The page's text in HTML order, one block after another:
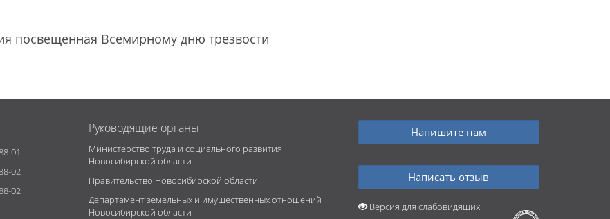
посвещенная Всемирному дню трезвости
01
02
02
Руководящие органы
Министерство труда и социального развития
Новосибирской области
Правительство Новосибирской области
Департамент земельных и имущественных отношений
Новосибирской области
Напишите нам
Написать отзыв
Версия для слабовидящих